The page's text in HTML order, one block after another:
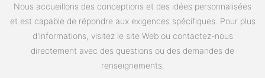
Nous accueillons des conceptions et des idées personnalisées
et est capable de répondre aux exigences spécifiques. Pour plus
d'informations, visitez le site Web ou contactez-nous
directement avec des questions ou des demandes de
renseignements.